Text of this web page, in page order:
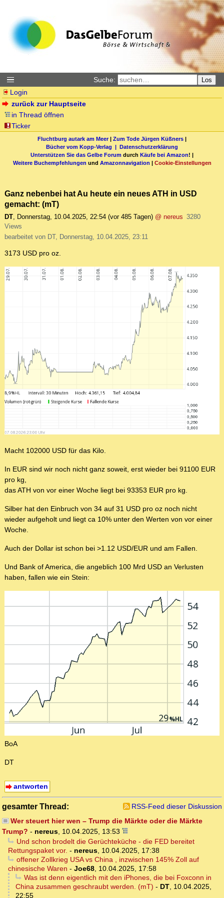
Suche: Los
Login
zurück zur Hauptseite
in Thread öffnen
Ticker
Fluchtburg autark am Meer| Zum Tode Jürgen Küßners |
Bücher vom Kopp-Verlag | Datenschutzerklärung
Unterstützen Sie das Gelbe Forum durch Käufe bei Amazon! |
Weitere Buchempfehlungen und Amazonnavigation | Cookie-Einstellungen
Ganz nebenbei hat Au heute ein neues ATH in USD
gemacht: (mT)
DT, Donnerstag, 10.04.2025, 22:54 (vor 485 Tagen) @ nereus 3280
Views
bearbeitet von DT, Donnerstag, 10.04.2025, 23:11
3173 USD pro oz.
Macht 102000 USD für das Kilo.
In EUR sind wir noch nicht ganz soweit, erst wieder bei 91100 EUR
pro kg,
das ATH von vor einer Woche liegt bei 93353 EUR pro kg.
Silber hat den Einbruch von 34 auf 31 USD pro oz noch nicht
wieder aufgeholt und liegt ca 10% unter den Werten von vor einer
Woche.
Auch der Dollar ist schon bei >1.12 USD/EUR und am Fallen.
Und Bank of America, die angeblich 100 Mrd USD an Verlusten
haben, fallen wie ein Stein:
BoA
DT
antworten
gesamter Thread:
RSS-Feed dieser Diskussion
Wer steuert hier wen – Trump die Märkte oder die Märkte
Trump? - nereus, 10.04.2025, 13:53
Und schon brodelt die Gerüchteküche - die FED bereitet
Rettungspaket vor. - nereus, 10.04.2025, 17:38
offener Zollkrieg USA vs China , inzwischen 145% Zoll auf
chinesische Waren - Joe68, 10.04.2025, 17:58
Was ist denn eigentlich mit den iPhones, die bei Foxconn in
China zusammen geschraubt werden. (mT) - DT, 10.04.2025,
22:55